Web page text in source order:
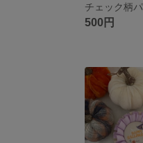
チェック柄
500円